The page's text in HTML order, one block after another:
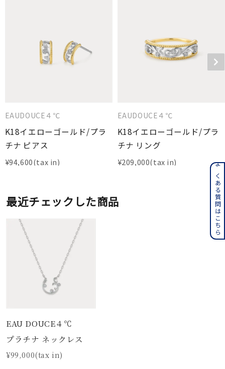
EAUDOUCE４℃
K18イエローゴールド/プラ
チナ ピアス
¥94,600
EAUDOUCE４℃
K18イエローゴールド/プラ
チナ リング
¥209,000
最近チェックした商品
EAU DOUCE４℃
プラチナ ネックレス
¥99,000(tax in)
よくある質問はこちら